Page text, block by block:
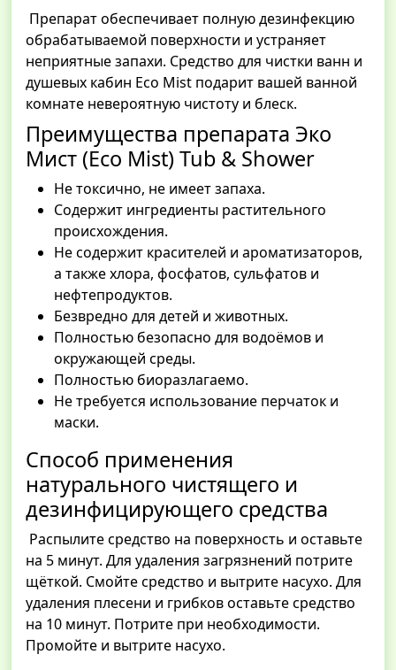
Препарат обеспечивает полную дезинфекцию
обрабатываемой поверхности и устраняет
неприятные запахи. Средство для чистки ванн и
душевых кабин Eco Mist подарит вашей ванной
комнате невероятную чистоту и блеск.
Преимущества препарата Эко
Мист (Eco Mist) Tub & Shower
Не токсично, не имеет запаха.
Содержит ингредиенты растительного
происхождения.
Не содержит красителей и ароматизаторов,
а также хлора, фосфатов, сульфатов и
нефтепродуктов.
Безвредно для детей и животных.
Полностью безопасно для водоёмов и
окружающей среды.
Полностью биоразлагаемо.
Не требуется использование перчаток и
маски.
Способ применения
натурального чистящего и
дезинфицирующего средства
Распылите средство на поверхность и оставьте
на 5 минут. Для удаления загрязнений потрите
щёткой. Смойте средство и вытрите насухо. Для
удаления плесени и грибков оставьте средство
на 10 минут. Потрите при необходимости.
Промойте и вытрите насухо.